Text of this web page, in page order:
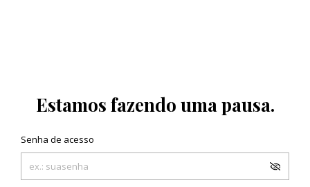
Estamos fazendo uma pausa.
Senha de acesso